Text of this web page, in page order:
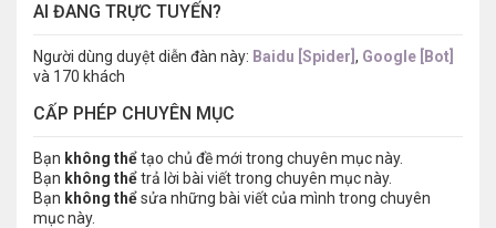
AI ĐANG TRỰC TUYẾN?
Người dùng duyệt diễn đàn này: Baidu [Spider] , Google [Bot]
và 170 khách
CẤP PHÉP CHUYÊN MỤC
Bạn không thểtạo chủ đề mới trong chuyên mục này.
Bạn không thểtrả lời bài viết trong chuyên mục này.
Bạn không thểsửa những bài viết của mình trong chuyên
mục này.